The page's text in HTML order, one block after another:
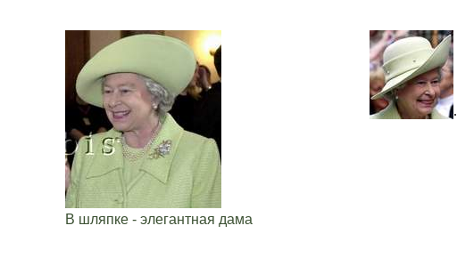
В шляпке - элегантная дама
.